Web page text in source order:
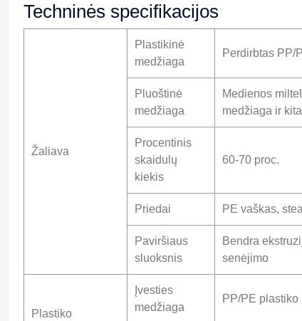
Techninės specifikacijos
Žaliava
Plastikinė
medžiaga
Perdirbtas PP/
Pluoštinė
medžiaga
Medienos
medžiaga ir
Procentinis
skaidulų
kiekis
60-70 proc.
Priedai PE vaškas,
Paviršiaus
sluoksnis
Bendra
senėjimo
Plastiko
Įvesties
medžiaga
PP/PE